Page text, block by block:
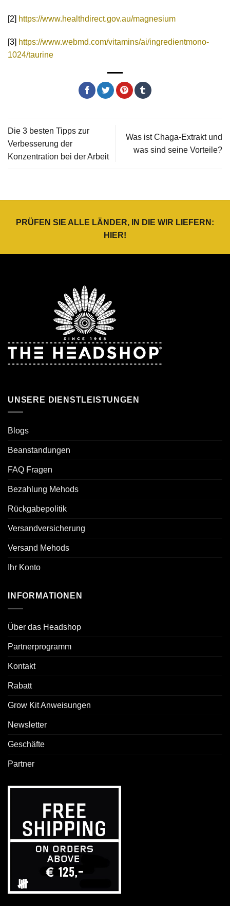
[2] https://www.healthdirect.gov.au/magnesium
[3] https://www.webmd.com/vitamins/ai/ingredientmono-
1024/taurine
Die 3 besten Tipps zur
Verbesserung der
Konzentration bei der Arbeit
Was ist Chaga-Extrakt und
was sind seine Vorteile?
PRÜFEN SIE ALLE LÄNDER, IN DIE WIR LIEFERN:
HIER!
UNSERE DIENSTLEISTUNGEN
Blogs
Beanstandungen
FAQ Fragen
Bezahlung Mehods
Rückgabepolitik
Versandversicherung
Versand Mehods
Ihr Konto
INFORMATIONEN
Über das Headshop
Partnerprogramm
Kontakt
Rabatt
Grow Kit Anweisungen
Newsletter
Geschäfte
Partner